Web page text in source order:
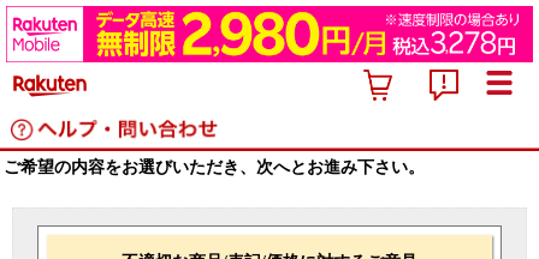
ご希望の内容をお選びいただき、次へとお進み下さい。